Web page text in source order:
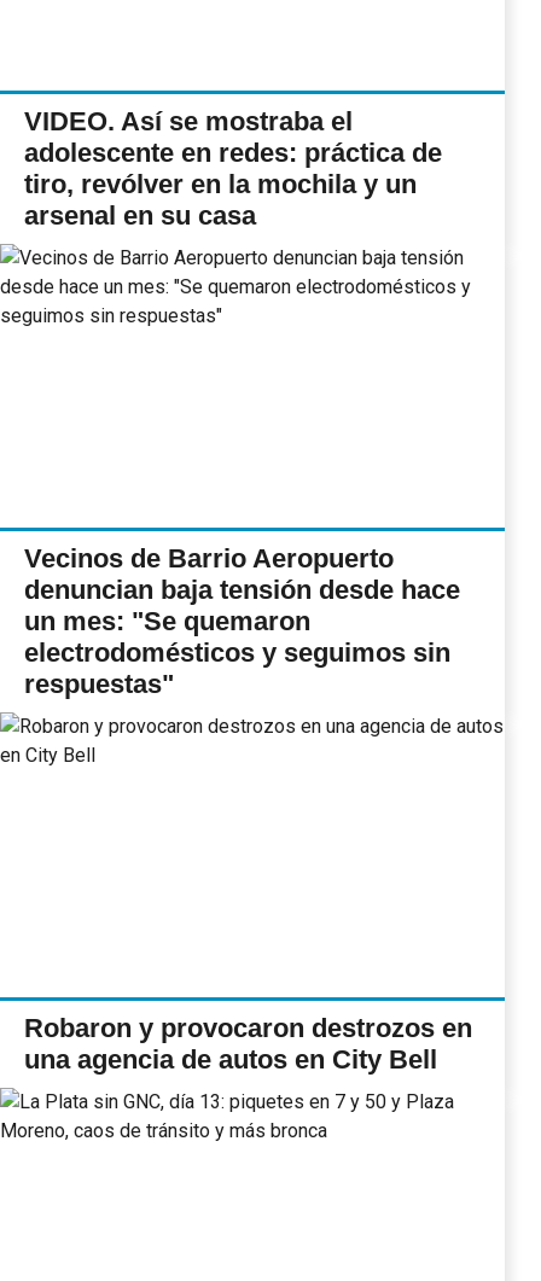
VIDEO. Así se mostraba el
adolescente en redes: práctica de
tiro, revólver en la mochila y un
arsenal en su casa
Vecinos de Barrio Aeropuerto
denuncian baja tensión desde hace
un mes: "Se quemaron
electrodomésticos y seguimos sin
respuestas"
Robaron y provocaron destrozos en
una agencia de autos en City Bell